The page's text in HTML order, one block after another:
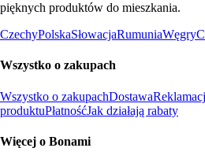
pięknych produktów do mieszkania.
CzechyPolskaSłowacjaRumuniaWęgry
Wszystko o zakupach
Wszystko o zakupachDostawa
produktuPłatnośćJak działają rabaty
Więcej o Bonami